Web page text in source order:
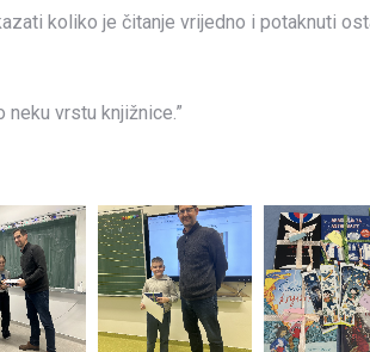
koliko je čitanje vrijedno i potaknuti
neku vrstu knjižnice.”